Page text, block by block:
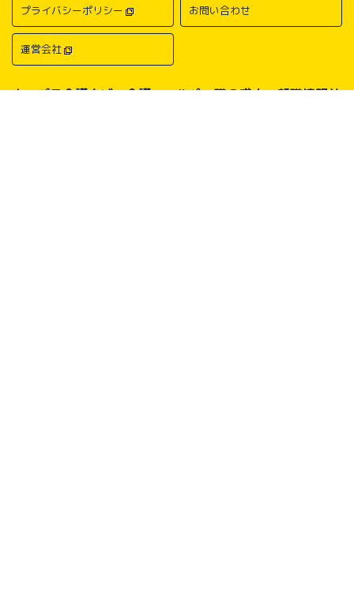
プライバシーポリシー お問い合わせ
運営会社
キャプラ介護ナビ－介護・ヘルパー職の求人・転職情報サ